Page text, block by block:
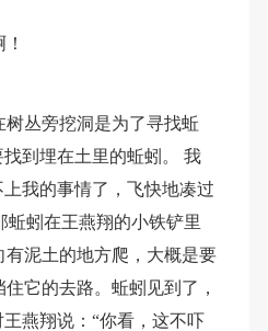
丛旁挖洞是为了寻找蚯
到埋在土里的蚯蚓。 我
我的事情了，飞快地凑过
蚯蚓在王燕翔的小铁铲里
泥土的地方爬，大概是要
它的去路。蚯蚓见到了，
燕翔说：“你看，这不吓